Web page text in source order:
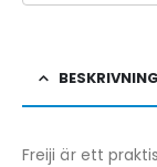
BESKRIVNING
Freiji är ett